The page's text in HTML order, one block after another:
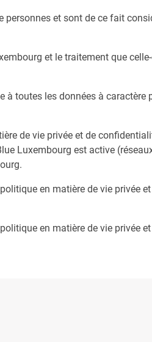
personnes et sont de ce fait
et le traitement que
à toutes les données à caractère
de vie privée et de
Luxembourg est active
en matière de vie privée
en matière de vie privée